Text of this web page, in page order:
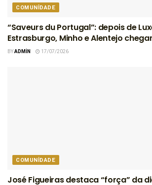
COMUNIDADE
“Saveurs du Portugal”: depois de
Estrasburgo, Minho e Alentejo
BYADMIN 17/07/2026
COMUNIDADE
José Figueiras destaca “força” da